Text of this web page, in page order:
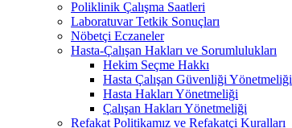
Poliklinik Çalışma Saatleri
Laboratuvar Tetkik Sonuçları
Nöbetçi Eczaneler
Hasta-Çalışan Hakları ve Sorumlulukları
Hekim Seçme Hakkı
Hasta Çalışan Güvenliği Yönetmeliği
Hasta Hakları Yönetmeliği
Çalışan Hakları Yönetmeliği
Refakat Politikamız ve Refakatçi Kuralları